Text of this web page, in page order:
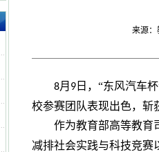
来源：
8月 9 日，“东风汽车
校参赛团队表现出色，斩
作为教育部高等教育
减排社会实践与科技竞赛